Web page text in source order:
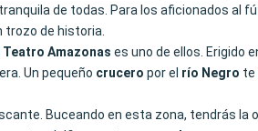
de todas. Para los aficionados al
trozo de historia.
Teatro Amazonas es uno de ellos. Erigido
Un pequeño crucero por el río Negro te
Buceando en esta zona, tendrás la